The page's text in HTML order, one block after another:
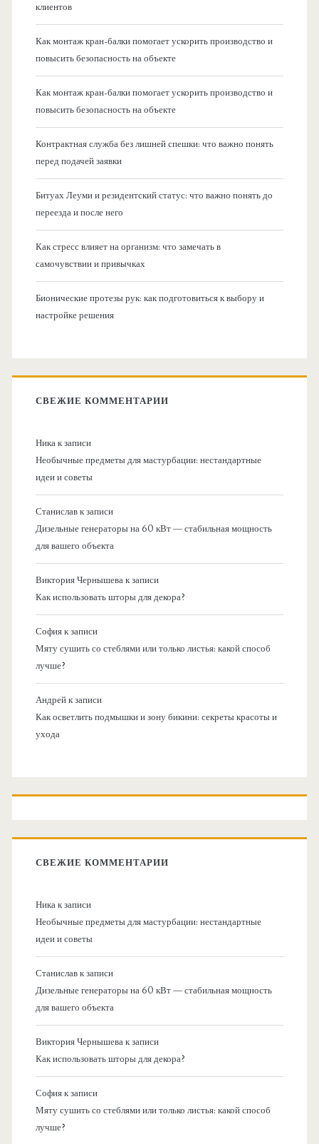
клиентов
Как монтаж кран-балки помогает ускорить производство и
повысить безопасность на объекте
Как монтаж кран-балки помогает ускорить производство и
повысить безопасность на объекте
Контрактная служба без лишней спешки: что важно понять
перед подачей заявки
Битуах Леуми и резидентский статус: что важно понять до
переезда и после него
Как стресс влияет на организм: что замечать в
самочувствии и привычках
Бионические протезы рук: как подготовиться к выбору и
настройке решения
СВЕЖИЕ КОММЕНТАРИИ
Никак записи
Необычные предметы для мастурбации: нестандартные
идеи и советы
Станиславк записи
Дизельные генераторы на 60 кВт — стабильная мощность
для вашего объекта
Виктория Чернышевак записи
Как использовать шторы для декора?
Софияк записи
Мяту сушить со стеблями или только листья: какой способ
лучше?
Андрейк записи
Как осветлить подмышки и зону бикини: секреты красоты и
ухода
СВЕЖИЕ КОММЕНТАРИИ
Никак записи
Необычные предметы для мастурбации: нестандартные
идеи и советы
Станиславк записи
Дизельные генераторы на 60 кВт — стабильная мощность
для вашего объекта
Виктория Чернышевак записи
Как использовать шторы для декора?
Софияк записи
Мяту сушить со стеблями или только листья: какой способ
лучше?